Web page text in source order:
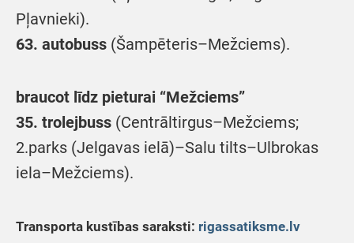
Pļavnieki).
63. autobuss (Šampēteris–Mežciems).
braucot līdz pieturai “Mežciems”
35. trolejbuss (Centrāltirgus–Mežciems;
2.parks (Jelgavas ielā)–Salu tilts–Ulbrokas
iela–Mežciems).
Transporta kustības saraksti: rigassatiksme.lv